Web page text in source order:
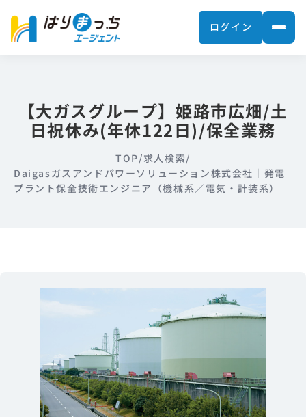
ログイン
【大ガスグループ】姫路市広畑/土
日祝休み(年休122日)/保全業務
TOP/求人検索/
Daigasガスアンドパワーソリューション株式会社｜発電
プラント保全技術エンジニア（機械系／電気・計装系）